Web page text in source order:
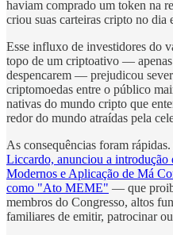
haviam comprado um token na
criou suas carteiras cripto no dia
Esse influxo de investidores do
topo de um criptoativo —
despencarem — prejudicou
criptomoedas entre o público
nativas do mundo cripto que
redor do mundo atraídas pela
As consequências foram rápidas.
Liccardo, anunciou a
Modernos e Aplicação de Má
como "Ato MEME" — que
membros do Congresso, altos
familiares de emitir, patrocinar